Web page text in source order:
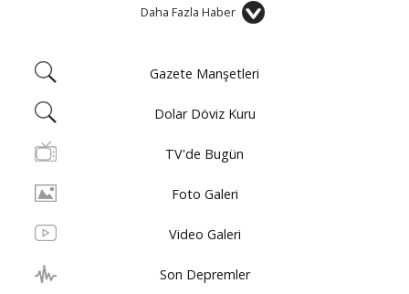
Daha Fazla Haber
Gazete Manşetleri
Dolar Döviz Kuru
TV'de Bugün
Foto Galeri
Video Galeri
Son Depremler